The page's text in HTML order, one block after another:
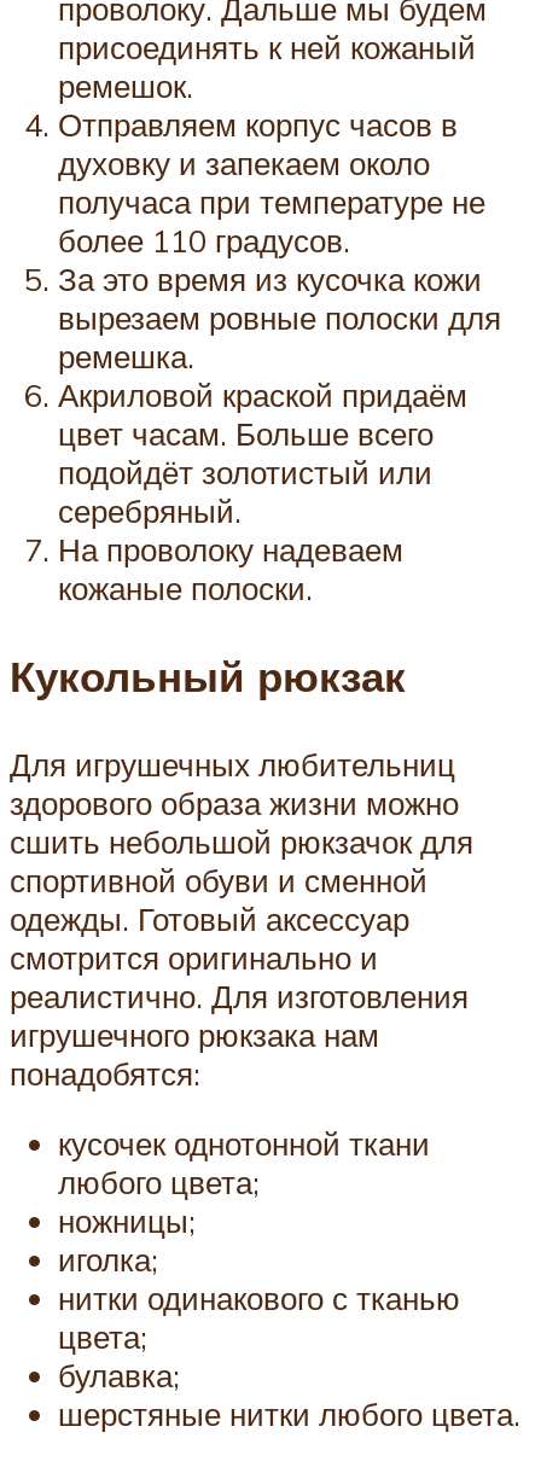
проволоку. Дальше мы будем
присоединять к ней кожаный
ремешок.
Отправляем корпус часов в
духовку и запекаем около
получаса при температуре не
более 110 градусов.
За это время из кусочка кожи
вырезаем ровные полоски для
ремешка.
Акриловой краской придаём
цвет часам. Больше всего
подойдёт золотистый или
серебряный.
На проволоку надеваем
кожаные полоски.
Кукольный рюкзак
Для игрушечных любительниц
здорового образа жизни можно
сшить небольшой рюкзачок для
спортивной обуви и сменной
одежды. Готовый аксессуар
смотрится оригинально и
реалистично. Для изготовления
игрушечного рюкзака нам
понадобятся:
кусочек однотонной ткани
любого цвета;
ножницы;
иголка;
нитки одинакового с тканью
цвета;
булавка;
шерстяные нитки любого цвета.